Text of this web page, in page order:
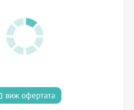
виж офертата